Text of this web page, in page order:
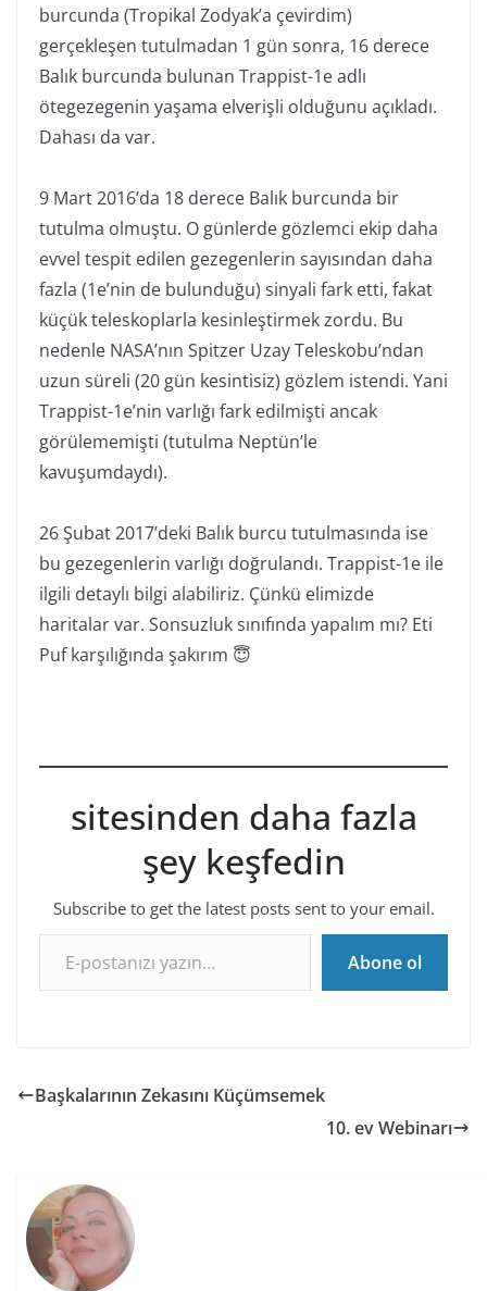
burcunda (Tropikal Zodyak’a çevirdim)
gerçekleşen tutulmadan 1 gün sonra, 16 derece
Balık burcunda bulunan Trappist-1e adlı
ötegezegenin yaşama elverişli olduğunu açıkladı.
Dahası da var.
9 Mart 2016’da 18 derece Balık burcunda bir
tutulma olmuştu. O günlerde gözlemci ekip daha
evvel tespit edilen gezegenlerin sayısından daha
fazla (1e’nin de bulunduğu) sinyali fark etti, fakat
küçük teleskoplarla kesinleştirmek zordu. Bu
nedenle NASA’nın Spitzer Uzay Teleskobu’ndan
uzun süreli (20 gün kesintisiz) gözlem istendi. Yani
Trappist-1e’nin varlığı fark edilmişti ancak
görülememişti (tutulma Neptün’le
kavuşumdaydı).
26 Şubat 2017’deki Balık burcu tutulmasında ise
bu gezegenlerin varlığı doğrulandı. Trappist-1e ile
ilgili detaylı bilgi alabiliriz. Çünkü elimizde
haritalar var. Sonsuzluk sınıfında yapalım mı? Eti
Puf karşılığında şakırım 😇
sitesinden daha fazla
şey keşfedin
Subscribe to get the latest posts sent to your email.
E-postanızı yazın…
Abone ol
Başkalarının Zekasını Küçümsemek
10. ev Webinarı